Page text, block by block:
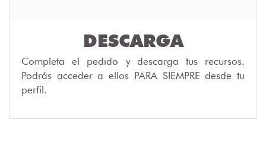
DESCARGA
Completa el pedido y descarga tus recursos.
Podrás acceder a ellos PARA SIEMPRE desde tu
perfil.